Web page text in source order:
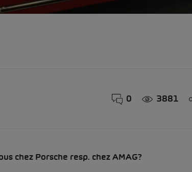
0 3881
chez Porsche resp. chez AMAG?